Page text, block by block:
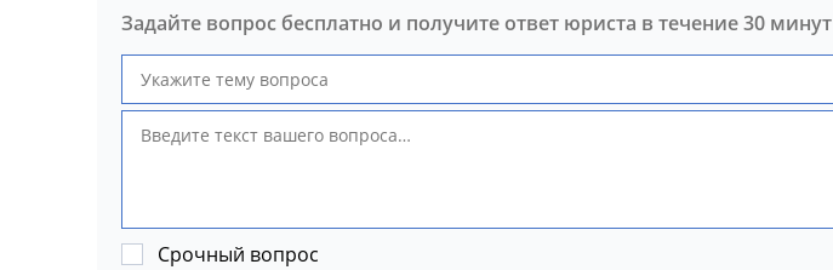
Задайте вопрос бесплатно и получите ответ юриста в течение 30 минут
Срочный вопрос